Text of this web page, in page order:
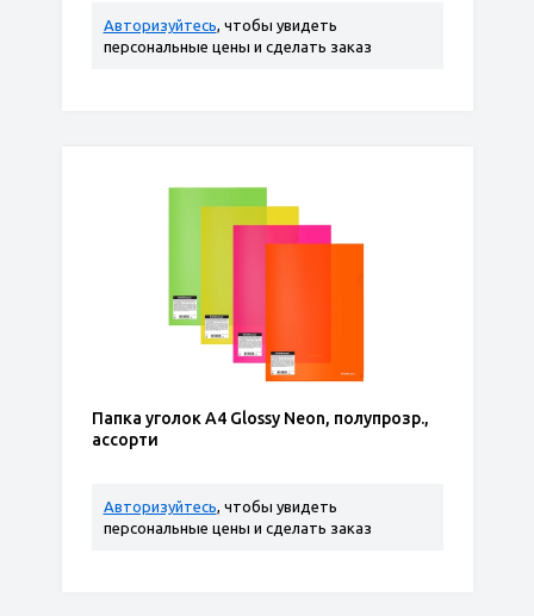
Авторизуйтесь, чтобы увидеть
персональные цены и сделать заказ
Папка уголок А4 Glossy Neon, полупрозр.,
ассорти
Авторизуйтесь, чтобы увидеть
персональные цены и сделать заказ